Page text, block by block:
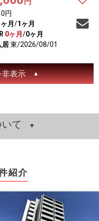
円
月 /1ヶ月
0ヶ月 /0ヶ月
居東/2026/08/01
非表示
て
紹介